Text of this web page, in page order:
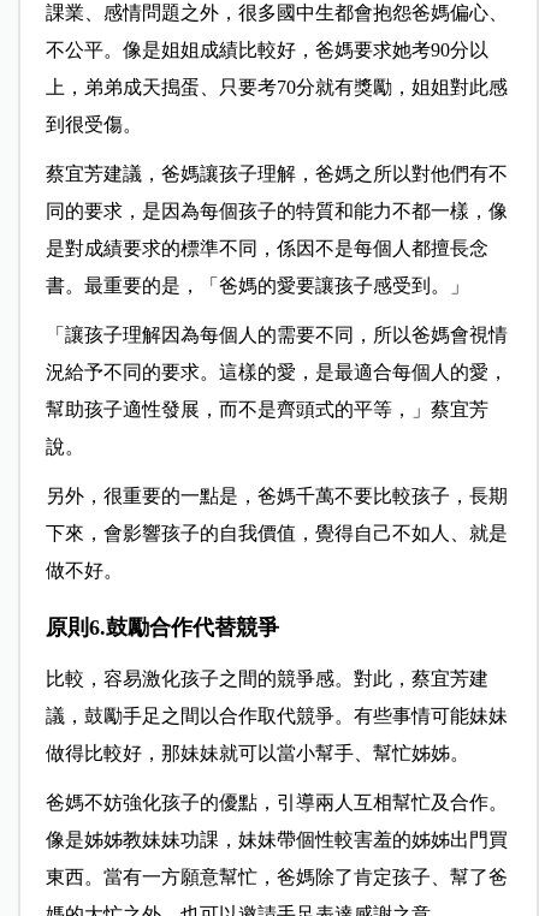
課業、感情問題之外，很多國中生都會抱怨爸媽偏心、
不公平。像是姐姐成績比較好，爸媽要求她考90分以
上，弟弟成天搗蛋、只要考70分就有獎勵，姐姐對此感
到很受傷。
蔡宜芳建議，爸媽讓孩子理解，爸媽之所以對他們有不
同的要求，是因為每個孩子的特質和能力不都一樣，像
是對成績要求的標準不同，係因不是每個人都擅長念
書。最重要的是，「爸媽的愛要讓孩子感受到。」
「讓孩子理解因為每個人的需要不同，所以爸媽會視情
況給予不同的要求。這樣的愛，是最適合每個人的愛，
幫助孩子適性發展，而不是齊頭式的平等，」蔡宜芳
說。
另外，很重要的一點是，爸媽千萬不要比較孩子，長期
下來，會影響孩子的自我價值，覺得自己不如人、就是
做不好。
原則6.鼓勵合作代替競爭
比較，容易激化孩子之間的競爭感。對此，蔡宜芳建
議，鼓勵手足之間以合作取代競爭。有些事情可能妹妹
做得比較好，那妹妹就可以當小幫手、幫忙姊姊。
爸媽不妨強化孩子的優點，引導兩人互相幫忙及合作。
像是姊姊教妹妹功課，妹妹帶個性較害羞的姊姊出門買
東西。當有一方願意幫忙，爸媽除了肯定孩子、幫了爸